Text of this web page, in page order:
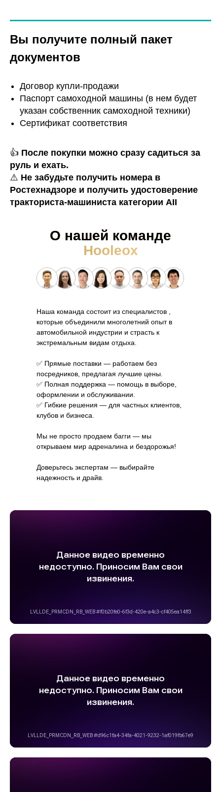
Вы получите полный пакет
документов
Договор купли-продажи
Паспорт самоходной машины (в нем будет
указан собственник самоходной техники)
Сертификат соответствия
👍 После покупки можно сразу садиться за
руль и ехать.
⚠️ Не забудьте получить номера в
Ростехнадзоре и получить удостоверение
тракториста-машиниста категории AII
Наша команда состоит из специалистов ,
которые объединили многолетний опыт в
автомобильной индустрии и страсть к
экстремальным видам отдыха.
✅ Прямые поставки — работаем без
посредников, предлагая лучшие цены.
✅ Полная поддержка — помощь в выборе,
оформлении и обслуживании.
✅ Гибкие решения — для частных клиентов,
клубов и бизнеса.
Мы не просто продаем багги — мы
открываем мир адреналина и бездорожья!
Доверьтесь экспертам — выбирайте
надежность и драйв.
О нашей команде
Hooleox